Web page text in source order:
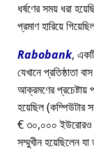
ধর্ষণের সময় ধরা
প্রমাণ হারিয়ে
Rabobank,
যেখানে প্রতিষ্ঠাতা
আক্রমণের প্রচেষ্টায়
হয়েছিল (কম্পিউটার
€ ৩০,০০০ ইউরোরও
সম্মুখীন হয়েছিলেন